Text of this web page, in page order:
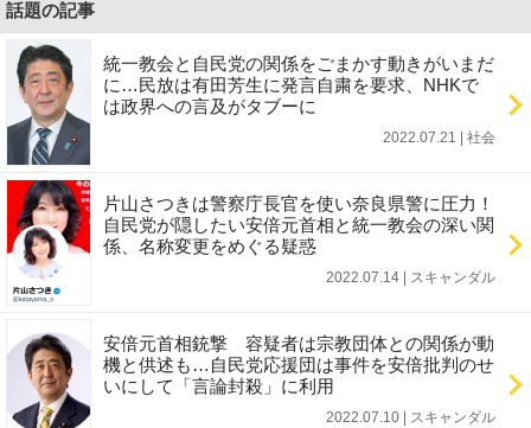
話題の記事
統一教会と自民党の関係をごまかす動きがいまだ
に…民放は有田芳生に発言自粛を要求、NHKで
は政界への言及がタブーに
2022.07.21 | 社会
片山さつきは警察庁長官を使い奈良県警に圧力！
自民党が隠したい安倍元首相と統一教会の深い関
係、名称変更をめぐる疑惑
2022.07.14 | スキャンダル
安倍元首相銃撃 容疑者は宗教団体との関係が動
機と供述も…自民党応援団は事件を安倍批判のせ
いにして「言論封殺」に利用
2022.07.10 | スキャンダル